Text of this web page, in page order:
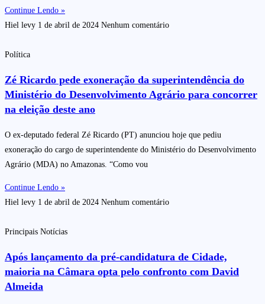
Continue Lendo »
Hiel levy 1 de abril de 2024 Nenhum comentário
Política
Zé Ricardo pede exoneração da superintendência do
Ministério do Desenvolvimento Agrário para concorrer
na eleição deste ano
O ex-deputado federal Zé Ricardo (PT) anunciou hoje que pediu
exoneração do cargo de superintendente do Ministério do Desenvolvimento
Agrário (MDA) no Amazonas. “Como vou
Continue Lendo »
Hiel levy 1 de abril de 2024 Nenhum comentário
Principais Notícias
Após lançamento da pré-candidatura de Cidade,
maioria na Câmara opta pelo confronto com David
Almeida